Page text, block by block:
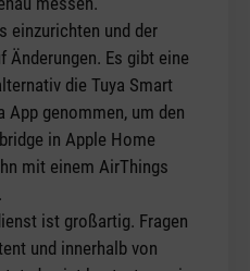
einzurichten und der
Änderungen. Es gibt eine
die Tuya Smart
App genommen, um den
in Apple Home
mit einem AirThings
ist großartig. Fragen
und innerhalb von